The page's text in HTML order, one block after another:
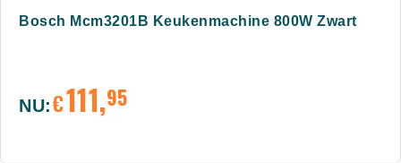
Bosch Mcm3201B Keukenmachine 800W Zwart
NU:€111,95